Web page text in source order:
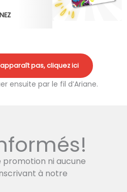
pas, cliquez ici
ensuite par le fil d’Ariane.
promotion ni aucune
à notre